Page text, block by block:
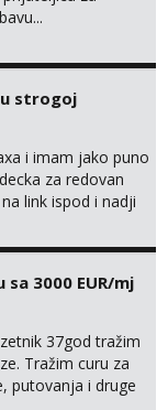
u strogoj
i imam jako puno
za redovan
link ispod i nadji
3000 EUR/mj
37god tražim
Tražim curu za
putovanja i druge